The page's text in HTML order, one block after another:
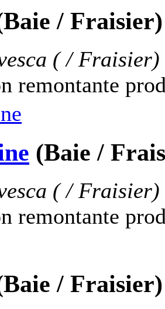
/ Fraisier)
( / Fraisier)
remontante
(Baie /
( / Fraisier)
remontante
/ Fraisier)